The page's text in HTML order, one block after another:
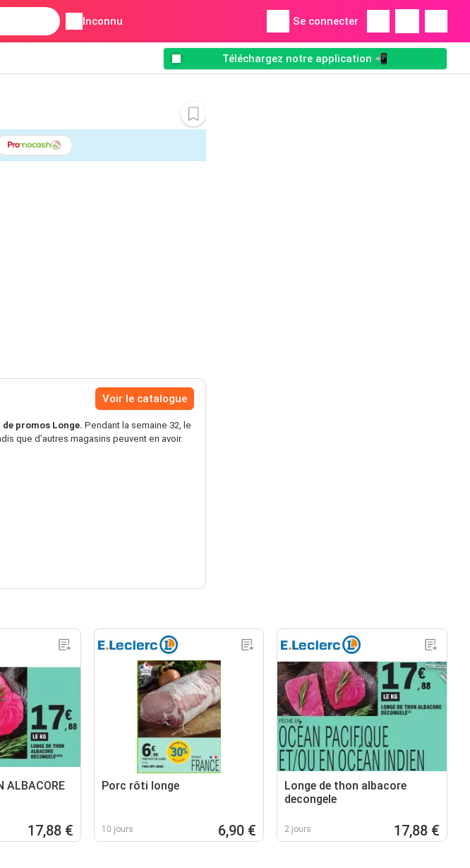
Inconnu Se connecter
Téléchargez notre application 📲
Voir le catalogue
promos Longe. Pendant la semaine 32, le
que d’autres magasins peuvent en avoir.
ALBACORE
17,88 €
Porc rôti longe
10 jours 6,90 €
Longe de thon albacore
decongele
2 jours 17,88 €